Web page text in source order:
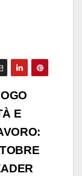
E